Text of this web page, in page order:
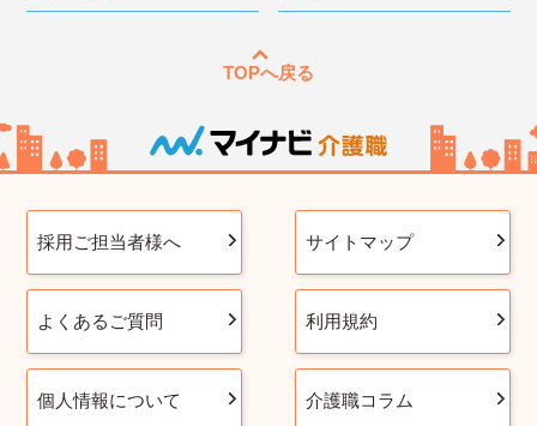
TOPへ戻る
採用ご担当者様へ サイトマップ
よくあるご質問 利用規約
個人情報について 介護職コラム